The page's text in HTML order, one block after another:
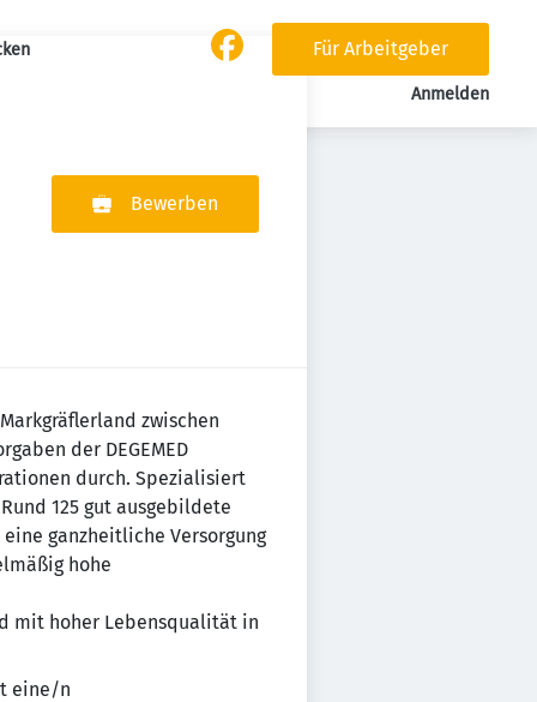
Für Arbeitgeber
Anmelden
Bewerben
zwischen
der DEGEMED
durch. Spezialisiert
125 gut ausgebildete
ganzheitliche Versorgung
hohe
mit hoher Lebensqualität in
eine/n